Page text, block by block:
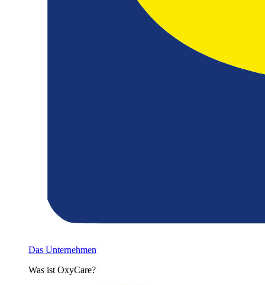
Das Unternehmen
Was ist OxyCare?